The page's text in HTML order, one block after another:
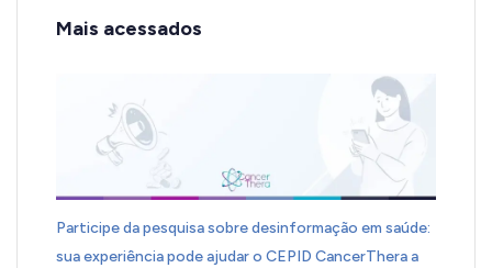
Mais acessados
Participe da pesquisa sobre desinformação em saúde:
sua experiência pode ajudar o CEPID CancerThera a